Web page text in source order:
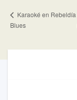
Karaoké en Rebeldía
Blues